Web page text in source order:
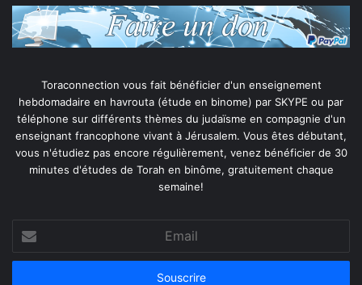
Toraconnection vous fait bénéficier d'un enseignement
hebdomadaire en havrouta (étude en binome) par SKYPE ou par
téléphone sur différents thèmes du judaïsme en compagnie d'un
enseignant francophone vivant à Jérusalem. Vous êtes débutant,
vous n'étudiez pas encore régulièrement, venez bénéficier de 30
minutes d'études de Torah en binôme, gratuitement chaque
semaine!